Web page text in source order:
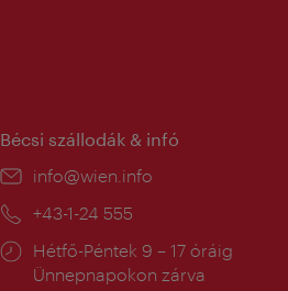
Bécsi szállodák & infó
E-
info@wien.info
Telefon:
+43-1-24 555
Nyitva
tartás:
Hétfő-Péntek 9 – 17 óráig
Ünnepnapokon zárva